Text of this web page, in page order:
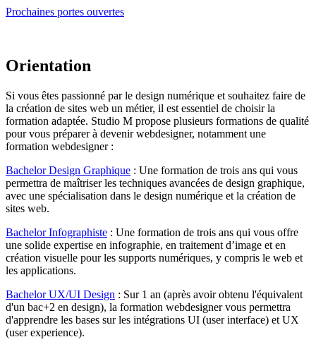
Prochaines portes ouvertes
Orientation
Si vous êtes passionné par le design numérique et souhaitez faire de
la création de sites web un métier, il est essentiel de choisir la
formation adaptée. Studio M propose plusieurs formations de qualité
pour vous préparer à devenir webdesigner, notamment une
formation webdesigner :
Bachelor Design Graphique : Une formation de trois ans qui vous
permettra de maîtriser les techniques avancées de design graphique,
avec une spécialisation dans le design numérique et la création de
sites web.
Bachelor Infographiste : Une formation de trois ans qui vous offre
une solide expertise en infographie, en traitement d’image et en
création visuelle pour les supports numériques, y compris le web et
les applications.
Bachelor UX/UI Design : Sur 1 an (après avoir obtenu l'équivalent
d'un bac+2 en design), la formation webdesigner vous permettra
d'apprendre les bases sur les intégrations UI (user interface) et UX
(user experience).